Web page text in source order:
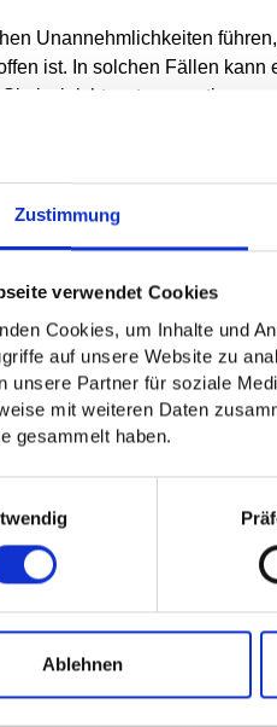
Zustimmung
verwendet Cookies
Cookies, um Inhalte und
auf unsere Website zu
unsere Partner für soziale
mit weiteren Daten
gesammelt haben.
Ablehnen
Unannehmlichkeiten führen,
ist. In solchen Fällen kann
ist leicht zu transportieren
einer regulären Dusche.
schnellen Reparatur,
Obwohl der Komfort einer
Dusche entspricht, kann sie
schnell und richtig zu